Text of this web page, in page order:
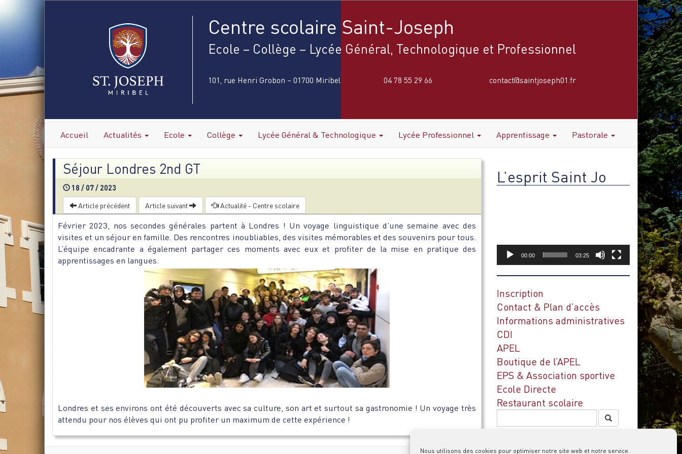
Nous utilisons des cookies pour optimiser notre site web et notre service.
Centre scolaire Saint-Joseph
Ecole – Collège – Lycée Général, Technologique et Professionnel
101, rue Henri Grobon – 01700 Miribel 04 78 55 29 66 contact@saintjoseph01.fr
Accueil Actualités Ecole Collège Lycée Général & Technologique Lycée Professionnel Apprentissage Pastorale
Séjour Londres 2nd GT
18 / 07 / 2023
Article précédent
Article suivant Actualité - Centre scolaire
Février 2023, nos secondes générales partent à Londres ! Un voyage linguistique d’une semaine avec des
visites et un séjour en famille. Des rencontres inoubliables, des visites mémorables et des souvenirs pour tous.
L’équipe encadrante a également partager ces moments avec eux et profiter de la mise en pratique des
apprentissages en langues.
Londres et ses environs ont été découverts avec sa culture, son art et surtout sa gastronomie ! Un voyage très
attendu pour nos élèves qui ont pu profiter un maximum de cette expérience !
L’esprit Saint Jo
00:00 03:25
Inscription
Contact & Plan d’accès
Informations administratives
CDI
APEL
Boutique de l’APEL
EPS & Association sportive
Ecole Directe
Restaurant scolaire